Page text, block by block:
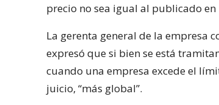
precio no sea igual al publicado en
La gerenta general de la empresa
expresó que si bien se está
cuando una empresa excede el
juicio, “más global”.